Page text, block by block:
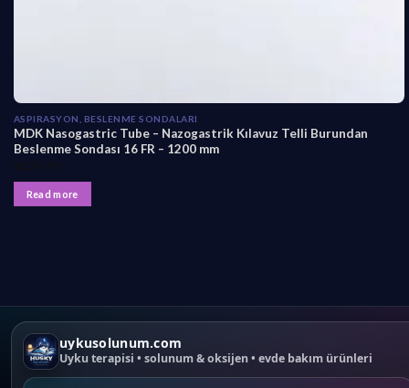
ASPIRASYON, BESLENME SONDALARI
MDK Nasogastric Tube – Nazogastrik Kılavuz Telli Burundan
Beslenme Sondası 16 FR – 1200 mm
Read more
uykusolunum.com
Uyku terapisi • solunum & oksijen • evde bakım ürünleri